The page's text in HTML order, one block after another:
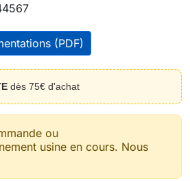
(PDF)
dès 75€ d'achat
ou
usine en cours. Nous